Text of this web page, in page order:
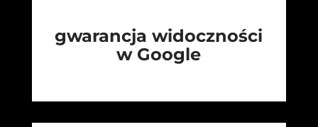
gwarancja widoczności
w Google